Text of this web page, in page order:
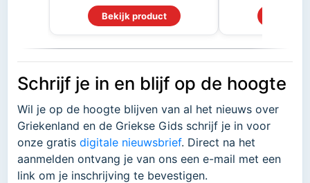
Bekijk product
Schrijf je in en blijf op de hoogte
Wil je op de hoogte blijven van al het nieuws over
Griekenland en de Griekse Gids schrijf je in voor
onze gratis digitale nieuwsbrief. Direct na het
aanmelden ontvang je van ons een e-mail met een
link om je inschrijving te bevestigen.